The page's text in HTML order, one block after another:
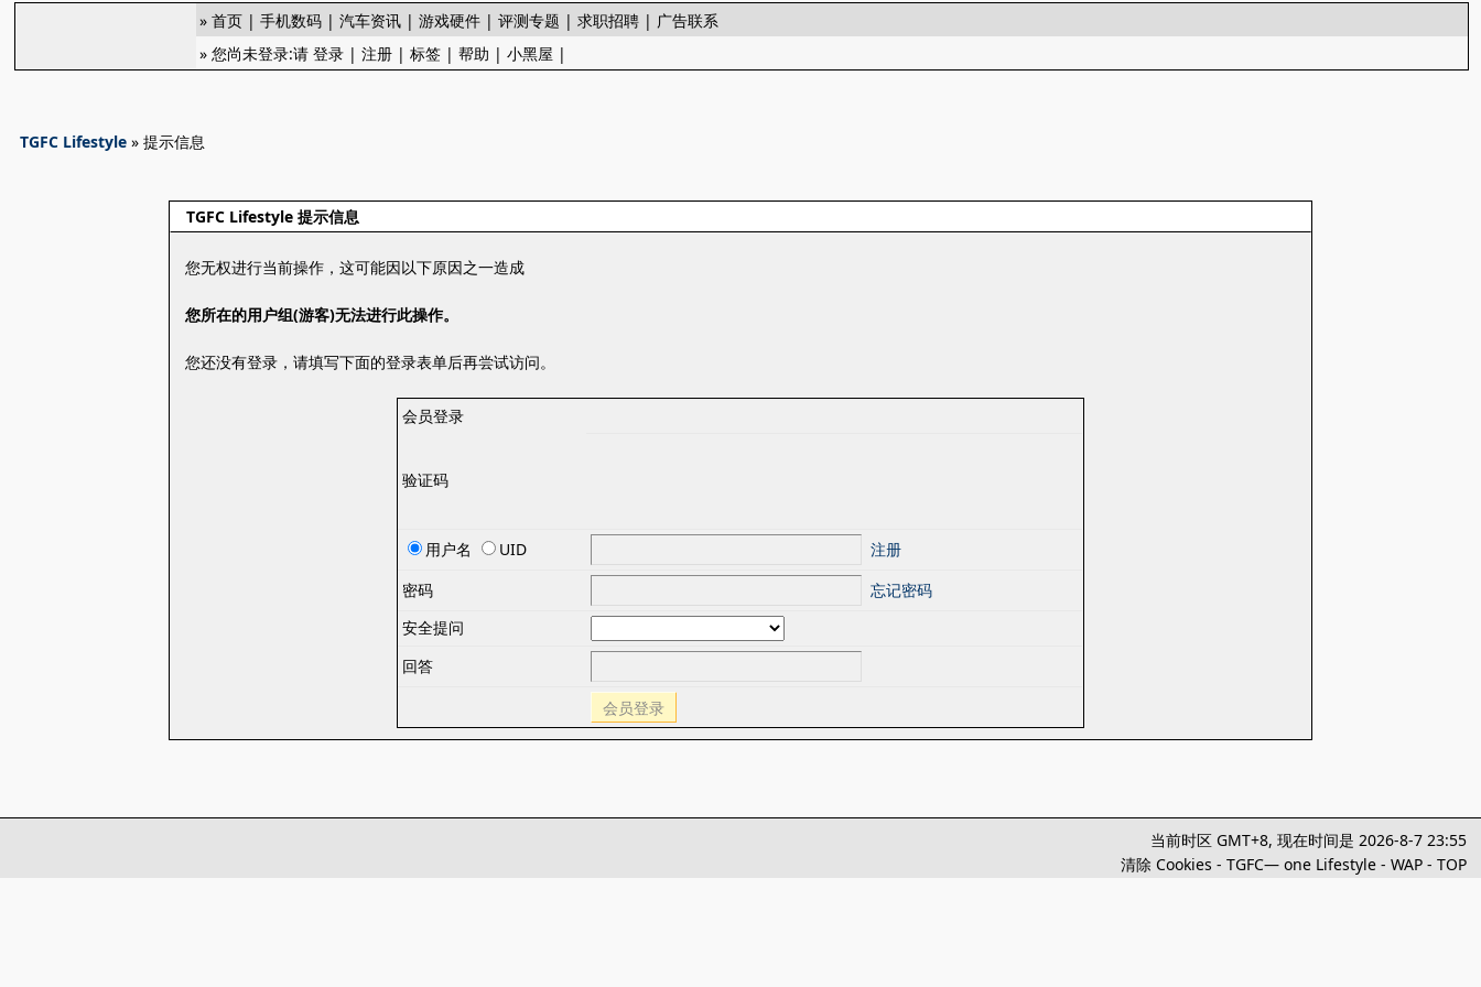
»首页 |手机数码 |汽车资讯 |游戏硬件 |评测专题 |求职招聘 | 广告联系
» 您尚未登录:请登录 |注册 |标签 |帮助 |小黑屋 |
TGFC Lifestyle » 提示信息
TGFC Lifestyle 提示信息
您无权进行当前操作，这可能因以下原因之一造成
您所在的用户组(游客)无法进行此操作。
您还没有登录，请填写下面的登录表单后再尝试访问。
会员登录
验证码
用户名 UID
注册
密码
忘记密码
安全提问
回答
会员登录
当前时区 GMT+8, 现在时间是 2026-8-7 23:55
清除 Cookies - TGFC— one Lifestyle- WAP- TOP